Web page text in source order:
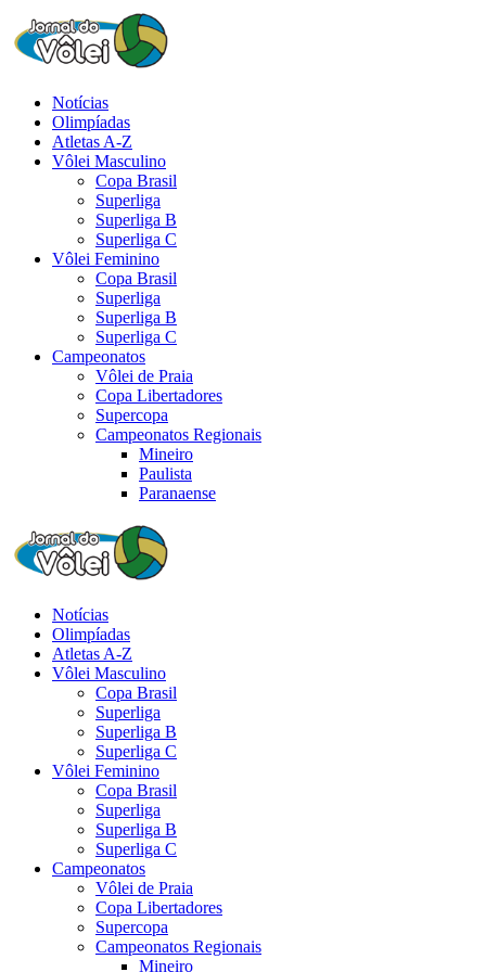
Notícias
Olimpíadas
Atletas A-Z
Vôlei Masculino
Copa Brasil
Superliga
Superliga B
Superliga C
Vôlei Feminino
Copa Brasil
Superliga
Superliga B
Superliga C
Campeonatos
Vôlei de Praia
Copa Libertadores
Supercopa
Campeonatos Regionais
Mineiro
Paulista
Paranaense
Notícias
Olimpíadas
Atletas A-Z
Vôlei Masculino
Copa Brasil
Superliga
Superliga B
Superliga C
Vôlei Feminino
Copa Brasil
Superliga
Superliga B
Superliga C
Campeonatos
Vôlei de Praia
Copa Libertadores
Supercopa
Campeonatos Regionais
Mineiro